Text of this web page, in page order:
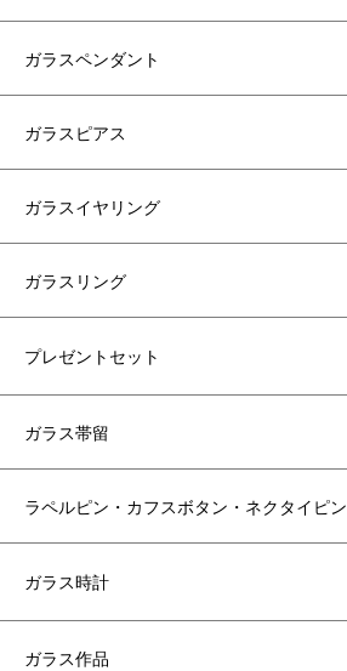
ガラスペンダント
ガラスピアス
ガラスイヤリング
ガラスリング
プレゼントセット
ガラス帯留
ラペルピン・カフスボタン・ネクタイピン
ガラス時計
ガラス作品